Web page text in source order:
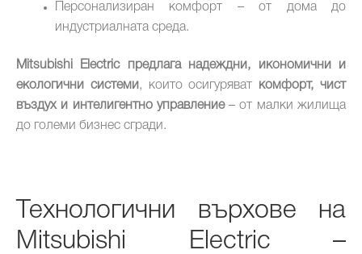
Персонализиран комфорт – от дома до
индустриалната среда.
Mitsubishi Electric предлага надеждни, икономични и
екологични системи , които осигуряват
комфорт, чист
въздух и интелигентно управление– от малки жилища
до големи бизнес сгради.
Технологични върхове на
Mitsubishi Electric –